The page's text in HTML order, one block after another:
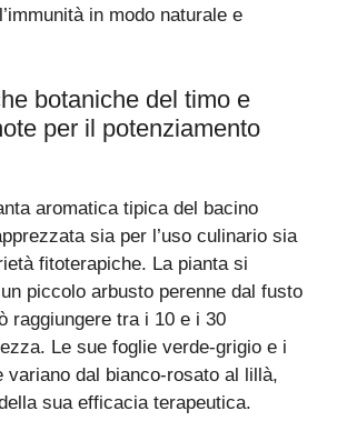
in modo naturale e
botaniche del timo e
per il potenziamento
aromatica tipica del bacino
sia per l’uso culinario sia
fitoterapiche. La pianta si
piccolo arbusto perenne dal fusto
raggiungere tra i 10 e i 30
Le sue foglie verde-grigio e i
variano dal bianco-rosato al lillà,
sua efficacia terapeutica.